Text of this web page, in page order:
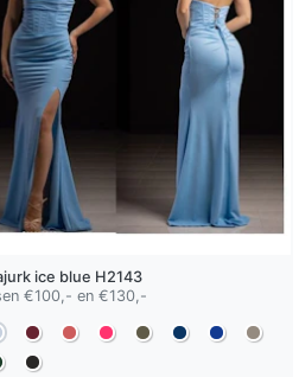
ice blue H2143
€100,- en €130,-